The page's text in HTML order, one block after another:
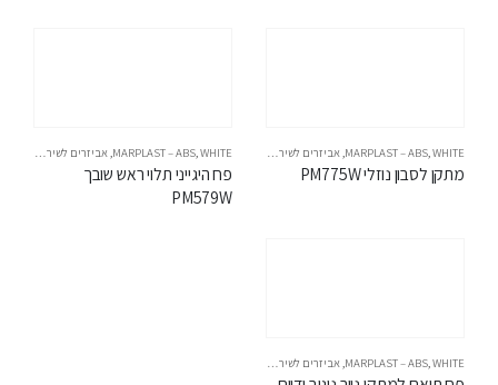
MARPLAST – ABS,WHITE
,אביזרים לשירותים
מתקן לסבון נוזלי PM775W
MARPLAST – ABS,WHITE
,אביזרים לשירותים
פח היגייני תלוי ראש שובך
PM579W
MARPLAST – ABS WHITE אביזרים לשירותים